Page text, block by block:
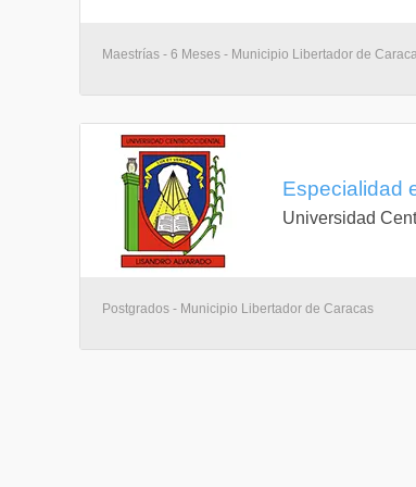
Maestrías - 6 Meses - Municipio Libertador de
Especialidad
Universidad
Postgrados - Municipio Libertador de Caracas